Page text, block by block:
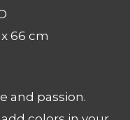
66 cm
and passion.